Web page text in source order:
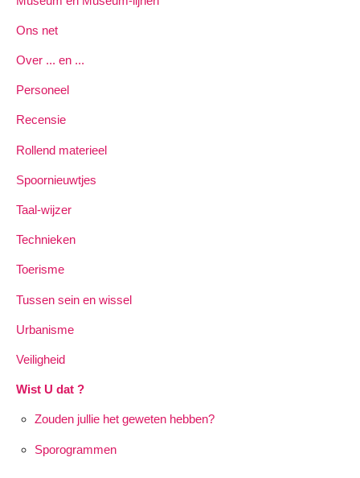
Ons net
Over ... en ...
Personeel
Recensie
Rollend materieel
Spoornieuwtjes
Taal-wijzer
Technieken
Toerisme
Tussen sein en wissel
Urbanisme
Veiligheid
Wist U dat ?
Zouden jullie het geweten hebben?
Sporogrammen